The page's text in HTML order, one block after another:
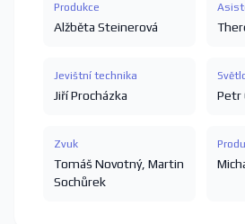
Produkce
Alžběta Steinerová
Jevištní technika
Jiří Procházka Petr
Zvuk
Tomáš Novotný, Martin
Sochůrek